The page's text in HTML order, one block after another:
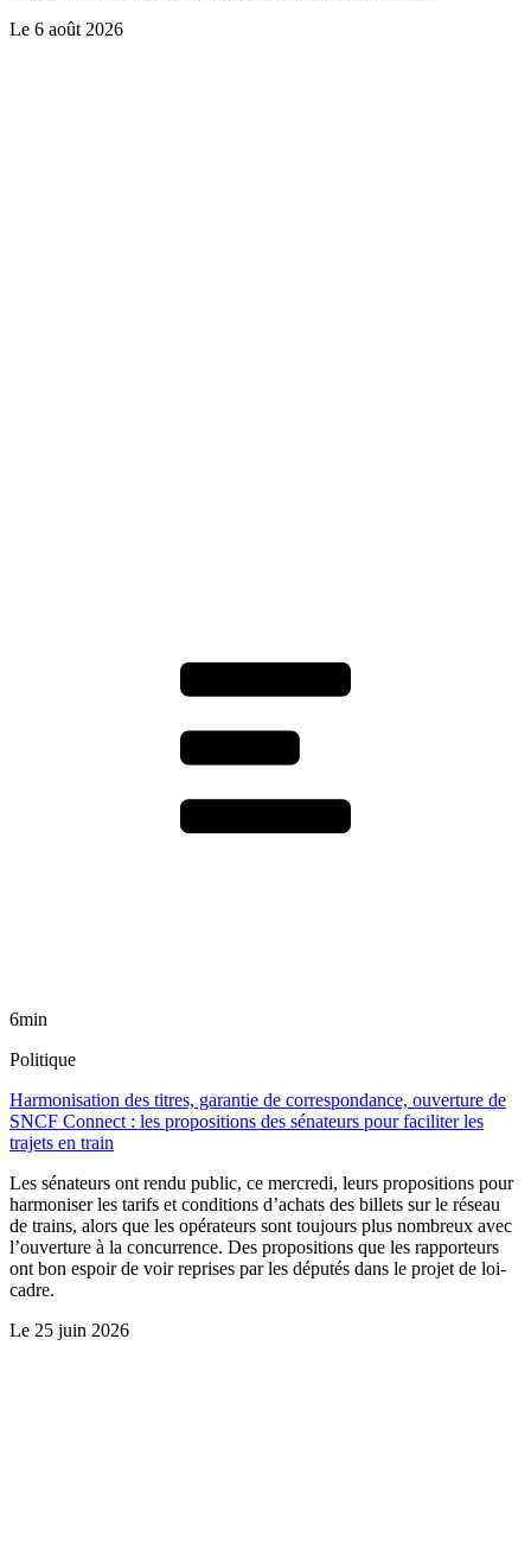
Le 6 août 2026
6min
Politique
Harmonisation des titres, garantie de correspondance, ouverture de
SNCF Connect : les propositions des sénateurs pour faciliter les
trajets en train
Les sénateurs ont rendu public, ce mercredi, leurs propositions pour
harmoniser les tarifs et conditions d’achats des billets sur le réseau
de trains, alors que les opérateurs sont toujours plus nombreux avec
l’ouverture à la concurrence. Des propositions que les rapporteurs
ont bon espoir de voir reprises par les députés dans le projet de loi-
cadre.
Le 25 juin 2026